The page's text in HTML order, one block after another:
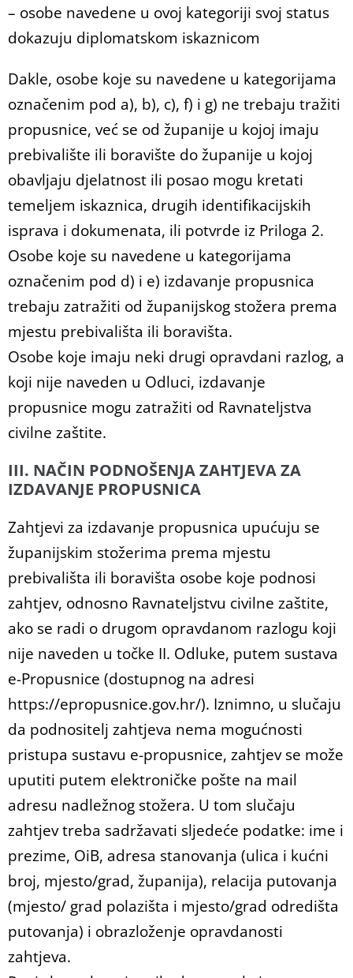
– osobe navedene u ovoj kategoriji svoj status
dokazuju diplomatskom iskaznicom
Dakle, osobe koje su navedene u kategorijama
označenim pod a), b), c), f) i g) ne trebaju tražiti
propusnice, već se od županije u kojoj imaju
prebivalište ili boravište do županije u kojoj
obavljaju djelatnost ili posao mogu kretati
temeljem iskaznica, drugih identifikacijskih
isprava i dokumenata, ili potvrde iz Priloga 2.
Osobe koje su navedene u kategorijama
označenim pod d) i e) izdavanje propusnica
trebaju zatražiti od županijskog stožera prema
mjestu prebivališta ili boravišta.
Osobe koje imaju neki drugi opravdani razlog, a
koji nije naveden u Odluci, izdavanje
propusnice mogu zatražiti od Ravnateljstva
civilne zaštite.
III. NAČIN PODNOŠENJA ZAHTJEVA ZA
IZDAVANJE PROPUSNICA
Zahtjevi za izdavanje propusnica upućuju se
županijskim stožerima prema mjestu
prebivališta ili boravišta osobe koje podnosi
zahtjev, odnosno Ravnateljstvu civilne zaštite,
ako se radi o drugom opravdanom razlogu koji
nije naveden u točke II. Odluke, putem sustava
e-Propusnice (dostupnog na adresi
https://epropusnice.gov.hr/). Iznimno, u slučaju
da podnositelj zahtjeva nema mogućnosti
pristupa sustavu e-propusnice, zahtjev se može
uputiti putem elektroničke pošte na mail
adresu nadležnog stožera. U tom slučaju
zahtjev treba sadržavati sljedeće podatke: ime i
prezime, OiB, adresa stanovanja (ulica i kućni
broj, mjesto/grad, županija), relacija putovanja
(mjesto/ grad polazišta i mjesto/grad odredišta
putovanja) i obrazloženje opravdanosti
zahtjeva.